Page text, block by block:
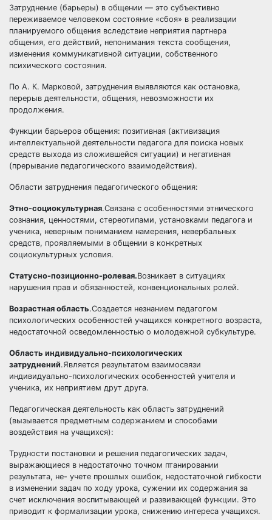
Затруднение (барьеры) в общении — это субъективно
переживаемое человеком состояние «сбоя» в реализации
планируемого общения вследствие неприятия партнера
общения, его действий, непонимания текста сообщения,
изменения коммуникативной ситуации, собственного
психического состояния.
По А. К. Марковой, затруднения выявляются как остановка,
перерыв деятельности, общения, невозможности их
продолжения.
Функции барьеров общения: позитивная (активизация
интеллектуальной деятельности педагога для поиска новых
средств выхода из сложившейся ситуации) и негативная
(прерывание педагогического взаимодействия).
Области затруднения педагогического общения:
Этно-социокультурная.Связана с особенностями этнического
сознания, ценностями, стереотипами, установками педагога и
ученика, неверным пониманием намерения, невербальных
средств, проявляемыми в общении в конкретных
социокультурных условия.
Статусно-позиционно-ролевая.Возникает в ситуациях
нарушения прав и обязанностей, конвенциональных ролей.
Возрастная область.Создается незнанием педагогом
психологических особенностей учащихся конкретного возраста,
недостаточной осведомленностью о молодежной субкультуре.
Область индивидуально-психологических
затруднений.Является результатом взаимосвязи
индивидуально-психологических особенностей учителя и
ученика, их неприятием друт друга.
Педагогическая деятельность как область затруднений
(вызывается предметным содержанием и способами
воздействия на учащихся):
Трудности постановки и решения педагогических задач,
выражающиеся в недостаточно точном птанировании
результата, не- учете прошлых ошибок, недостаточной гибкости
в изменении задач по ходу урока, сужении их содержания за
счет исключения воспитывающей и развивающей функции. Это
приводит к формализации урока, снижению интереса учащихся.